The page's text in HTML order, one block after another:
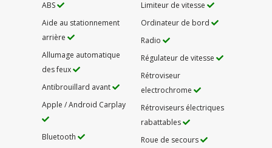
ABS
Aide au stationnement
arrière
Allumage automatique
des feux
Antibrouillard avant
Apple / Android Carplay
Bluetooth
Limiteur de vitesse
Ordinateur de bord
Radio
Régulateur de vitesse
Rétroviseur
electrochrome
Rétroviseurs électriques
rabattables
Roue de secours